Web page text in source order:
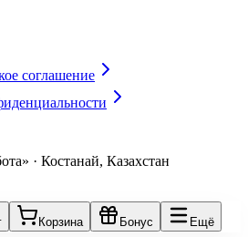
соглашение
· Костанай, Казахстан
Корзина Бонус Ещё